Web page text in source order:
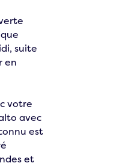
suite
en
votre
avec
est
et